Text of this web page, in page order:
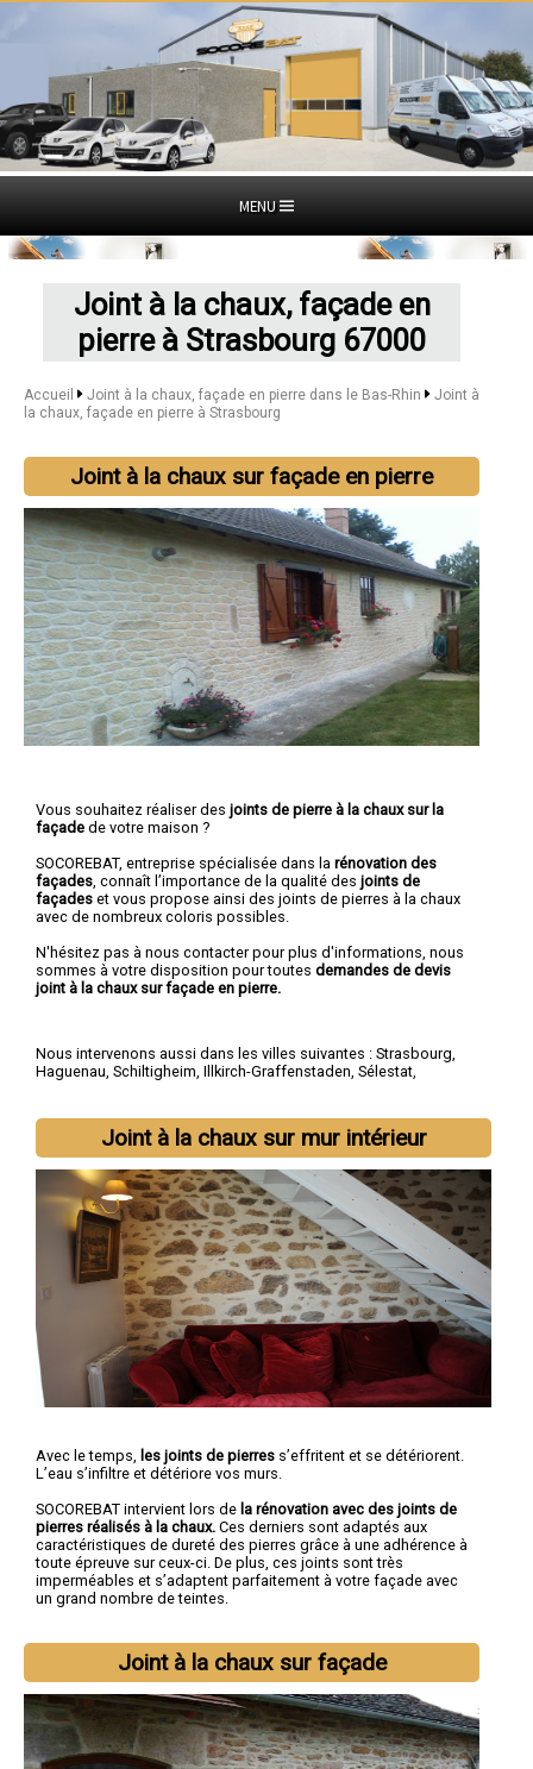
MENU
Joint à la chaux, façade en
pierre à Strasbourg 67000
Accueil Joint à la chaux, façade en pierre dans le Bas-Rhin
Joint à
la chaux, façade en pierre à Strasbourg
Joint à la chaux sur façade en pierre
Vous souhaitez réaliser des joints de pierre à la chaux sur la
façade de votre maison ?
SOCOREBAT, entreprise spécialisée dans la rénovation des
façades , connaît l’importance de la qualité des joints de
façades et vous propose ainsi des joints de pierres à la chaux
avec de nombreux coloris possibles.
N'hésitez pas à nous contacter pour plus d'informations, nous
sommes à votre disposition pour toutes demandes de devis
joint à la chaux sur façade en pierre.
Nous intervenons aussi dans les villes suivantes : Strasbourg,
Haguenau, Schiltigheim, Illkirch-Graffenstaden, Sélestat,
Joint à la chaux sur mur intérieur
Avec le temps, les joints de pierres s’effritent et se détériorent.
L’eau s’infiltre et détériore vos murs.
SOCOREBAT intervient lors de la rénovation avec des joints de
pierres réalisés à la chaux. Ces derniers sont adaptés aux
caractéristiques de dureté des pierres grâce à une adhérence à
toute épreuve sur ceux-ci. De plus, ces joints sont très
imperméables et s’adaptent parfaitement à votre façade avec
un grand nombre de teintes.
Joint à la chaux sur façade